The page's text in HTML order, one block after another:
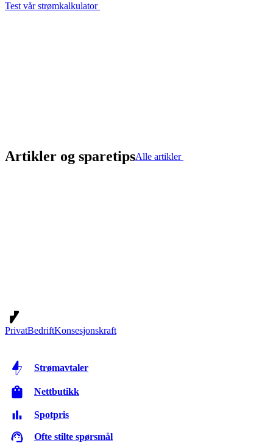
Test vår strømkalkulator
Artikler og sparetipsAlle artikler
PrivatBedriftKonsesjonskraft
Strømavtaler
Nettbutikk
Spotpris
Ofte stilte spørsmål